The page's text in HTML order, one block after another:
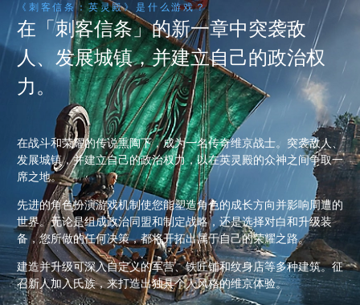
《刺客信条：英灵殿》是什么游戏？
在「刺客信条」的新一章中突袭敌
人、发展城镇，并建立自己的政治权
力。
在战斗和荣耀的传说熏陶下，成为一名传奇维京战士。突袭敌人、
发展城镇，并建立自己的政治权力，以在英灵殿的众神之间争取一
席之地。
先进的角色扮演游戏机制使您能塑造角色的成长方向并影响周遭的
世界。无论是组成政治同盟和制定战略，还是选择对白和升级装
备，您所做的任何决策，都将开拓出属于自己的荣耀之路。
建造并升级可深入自定义的军营、铁匠铺和纹身店等多种建筑。征
召新人加入氏族，来打造出独具个人风格的维京体验。